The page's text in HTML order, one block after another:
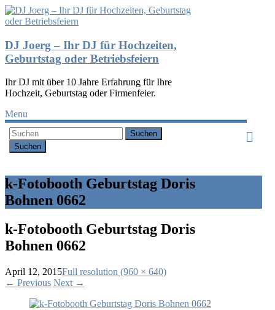
DJ Joerg – Ihr DJ für Hochzeiten,
Geburtstag oder Betriebsfeiern
Ihr DJ mit über 10 Jahre Erfahrung für Ihre
Hochzeit, Geburtstag oder Firmenfeier.
Menu
Suchen
k-Fotobooth Geburtstag Doris
Bohnen 0662
k-Fotobooth Geburtstag Doris
Bohnen 0662
April 12, 2015Full resolution (960 × 640)
← Previous Next →